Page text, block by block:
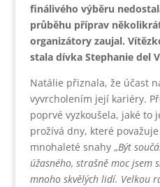
finálivého výběru
průběhu příprav
organizátory zaujal.
stala dívka Stephanie del
Natálie přiznala, že účast
vyvrcholením její kariéry.
poprvé vyzkoušela, jaké to
prožívá dny, které
mnohaleté snahy „Být
úžasného, strašně moc jsem
mnoho skvělých lidí. Velkou